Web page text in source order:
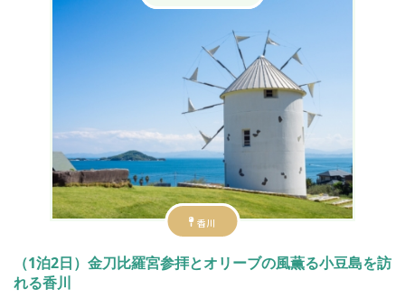
香川
（1泊2日）金刀比羅宮参拝とオリーブの風薫る小豆島を訪
れる香川